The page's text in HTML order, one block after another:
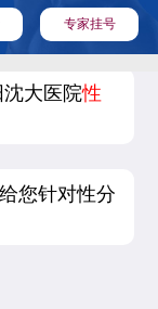
专家挂号
大医院性
您针对性分